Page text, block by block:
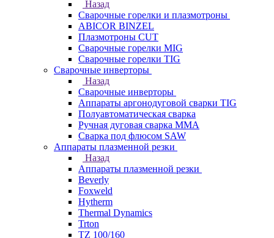
Назад
Сварочные горелки и плазмотроны
ABICOR BINZEL
Плазмотроны CUT
Сварочные горелки MIG
Сварочные горелки TIG
Сварочные инверторы
Назад
Сварочные инверторы
Аппараты аргонодуговой сварки TIG
Полуавтоматическая сварка
Ручная дуговая сварка MMA
Сварка под флюсом SAW
Аппараты плазменной резки
Назад
Аппараты плазменной резки
Beverly
Foxweld
Hytherm
Thermal Dynamics
Trton
TZ 100/160